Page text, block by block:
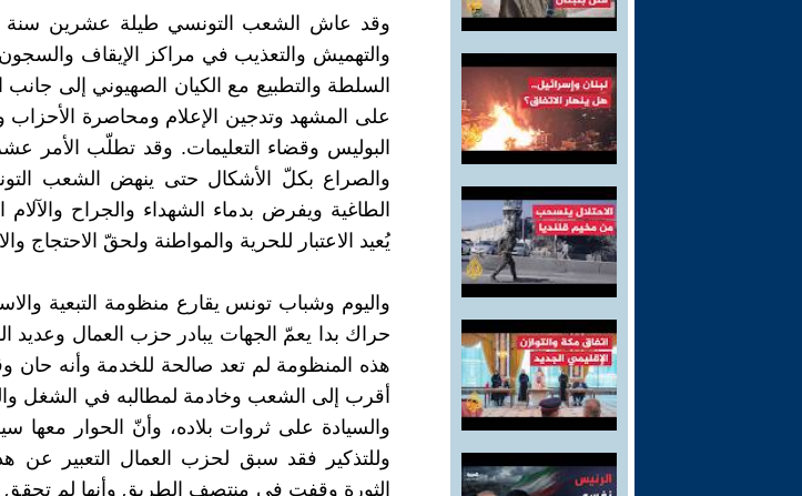
وقد عاش الشعب التونسي طيلة عشرين سنة
والتهميش والتعذيب في مراكز الإيقاف
السلطة والتطبيع مع الكيان الصهيوني إلى
على المشهد وتدجين الإعلام ومحاصرة الأحزاب
البوليس وقضاء التعليمات. وقد تطلّب الأمر
الطاغية ويفرض بدماء الشهداء والجراح
يُعيد الاعتبار للحرية والمواطنة ولحقّ الاحتجاج
واليوم وشباب تونس يقارع منظومة التبعية
حراك بدا يعمّ الجهات يبادر حزب العمال وعديد
هذه المنظومة لم تعد صالحة للخدمة وأنه حان
أقرب إلى الشعب وخادمة لمطالبه في الشغل
والسيادة على ثروات بلاده، وأنّ الحوار
وللتذكير فقد سبق لحزب العمال التعبير عن
الثورة وقفت في منتصف الطريق وأنها لم تحقق